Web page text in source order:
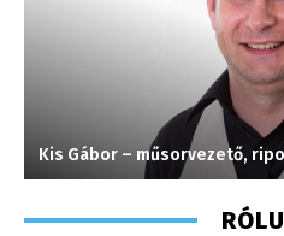
Kis Gábor – műsorvezető,